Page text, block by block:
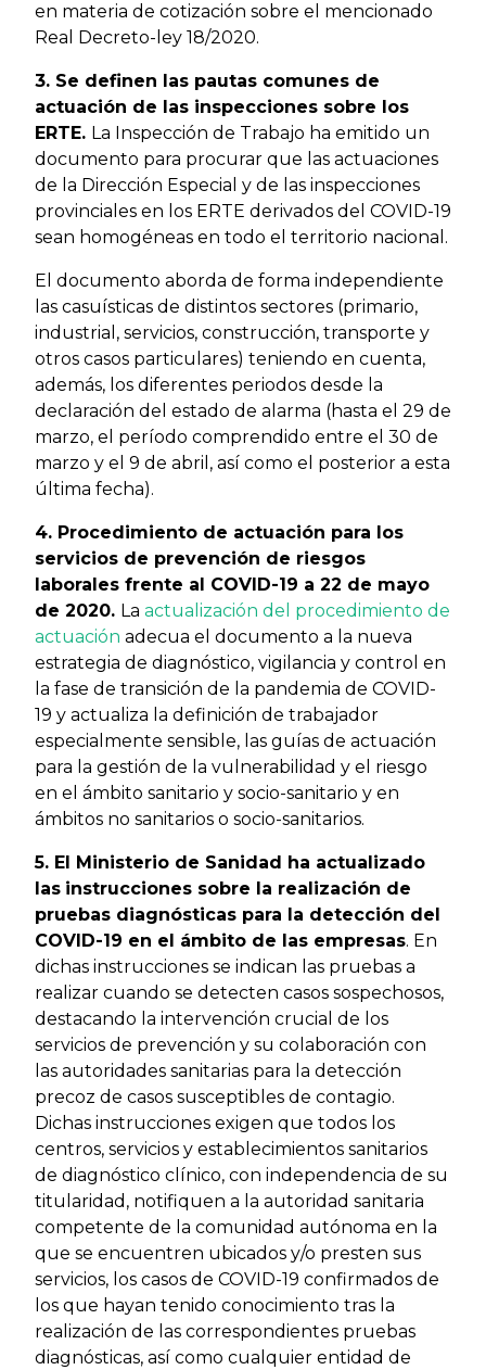
en materia de cotización sobre el mencionado
Real Decreto-ley 18/2020.
3. Se definen las pautas comunes de
actuación de las inspecciones sobre los
ERTE. La Inspección de Trabajo ha emitido un
documento para procurar que las actuaciones
de la Dirección Especial y de las inspecciones
provinciales en los ERTE derivados del COVID-19
sean homogéneas en todo el territorio nacional.
El documento aborda de forma independiente
las casuísticas de distintos sectores (primario,
industrial, servicios, construcción, transporte y
otros casos particulares) teniendo en cuenta,
además, los diferentes periodos desde la
declaración del estado de alarma (hasta el 29 de
marzo, el período comprendido entre el 30 de
marzo y el 9 de abril, así como el posterior a esta
última fecha).
4. Procedimiento de actuación para los
servicios de prevención de riesgos
laborales frente al COVID-19 a 22 de mayo
de 2020. La actualización del procedimiento de
actuación adecua el documento a la nueva
estrategia de diagnóstico, vigilancia y control en
la fase de transición de la pandemia de COVID-
19 y actualiza la definición de trabajador
especialmente sensible, las guías de actuación
para la gestión de la vulnerabilidad y el riesgo
en el ámbito sanitario y socio-sanitario y en
ámbitos no sanitarios o socio-sanitarios.
5. El Ministerio de Sanidad ha actualizado
las instrucciones sobre la realización de
pruebas diagnósticas para la detección del
COVID-19 en el ámbito de las empresas. En
dichas instrucciones se indican las pruebas a
realizar cuando se detecten casos sospechosos,
destacando la intervención crucial de los
servicios de prevención y su colaboración con
las autoridades sanitarias para la detección
precoz de casos susceptibles de contagio.
Dichas instrucciones exigen que todos los
centros, servicios y establecimientos sanitarios
de diagnóstico clínico, con independencia de su
titularidad, notifiquen a la autoridad sanitaria
competente de la comunidad autónoma en la
que se encuentren ubicados y/o presten sus
servicios, los casos de COVID-19 confirmados de
los que hayan tenido conocimiento tras la
realización de las correspondientes pruebas
diagnósticas, así como cualquier entidad de